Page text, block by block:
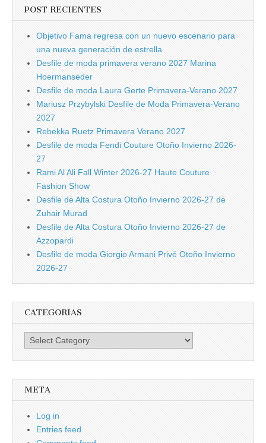
POST RECIENTES
Objetivo Fama regresa con un nuevo escenario para
una nueva generación de estrella
Desfile de moda primavera verano 2027 Marina
Hoermanseder
Desfile de moda Laura Gerte Primavera-Verano 2027
Mariusz Przybylski Desfile de Moda Primavera-Verano
2027
Rebekka Ruetz Primavera Verano 2027
Desfile de moda Fendi Couture Otoño Invierno 2026-
27
Rami Al Ali Fall Winter 2026-27 Haute Couture
Fashion Show
Desfile de Alta Costura Otoño Invierno 2026-27 de
Zuhair Murad
Desfile de Alta Costura Otoño Invierno 2026-27 de
Azzopardi
Desfile de moda Giorgio Armani Privé Otoño Invierno
2026-27
CATEGORIAS
Categorias
META
Log in
Entries feed